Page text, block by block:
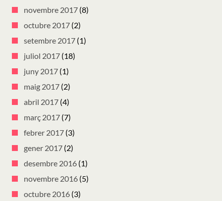
novembre 2017 (8)
octubre 2017 (2)
setembre 2017 (1)
juliol 2017 (18)
juny 2017 (1)
maig 2017 (2)
abril 2017 (4)
març 2017 (7)
febrer 2017 (3)
gener 2017 (2)
desembre 2016 (1)
novembre 2016 (5)
octubre 2016 (3)